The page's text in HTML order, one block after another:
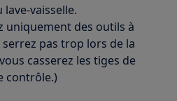
vaisselle.
uniquement des outils à
pas trop lors de la
casserez les tiges de
contrôle.)